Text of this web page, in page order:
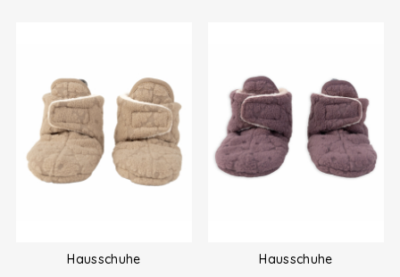
Hausschuhe Hausschuhe